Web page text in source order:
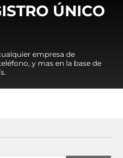
ÚNICO
empresa de
y mas en la base de